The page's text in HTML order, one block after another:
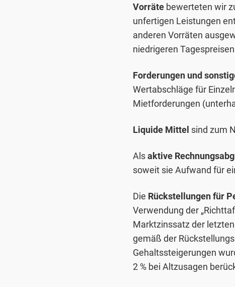
Vorräte bewerteten wir
unfertigen Leistungen
anderen Vorräten
niedrigeren
Forderungen und
Wertabschläge für
Mietforderungen
Liquide Mittel sind zum
Alsaktive
soweit sie Aufwand für
Die Rückstellungen für
Verwendung der
Marktzinssatz der
gemäß der
Gehaltssteigerungen
2 % bei Altzusagen